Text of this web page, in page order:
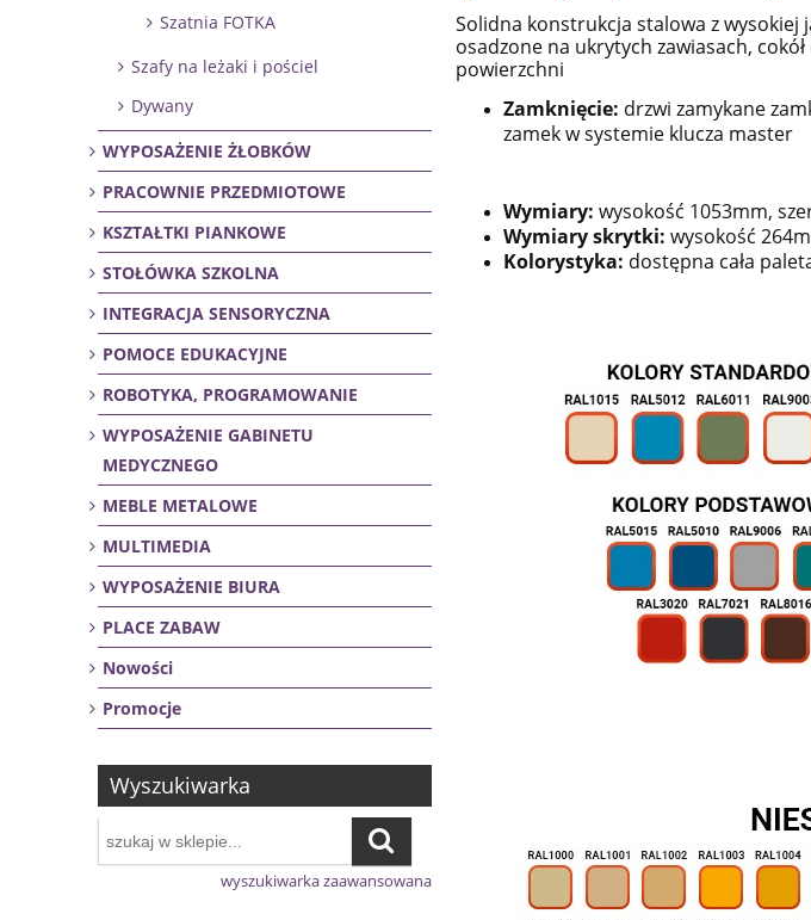
Szatnia FOTKA
Szafy na leżaki i pościel
Dywany
WYPOSAŻENIE ŻŁOBKÓW
PRACOWNIE PRZEDMIOTOWE
KSZTAŁTKI PIANKOWE
STOŁÓWKA SZKOLNA
INTEGRACJA SENSORYCZNA
POMOCE EDUKACYJNE
ROBOTYKA, PROGRAMOWANIE
WYPOSAŻENIE GABINETU
MEDYCZNEGO
MEBLE METALOWE
MULTIMEDIA
WYPOSAŻENIE BIURA
PLACE ZABAW
Nowości
Promocje
Wyszukiwarka
wyszukiwarka zaawansowana
Solidna konstrukcja stalowa z
osadzone na ukrytych zawiasach,
powierzchni
Zamknięcie: drzwi zamykane
zamek w systemie klucza master
Wymiary: wysokość 1053mm,
Wymiary skrytki: wysokość
Kolorystyka: dostępna cała